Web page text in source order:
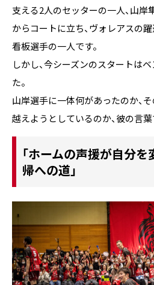
支える2人のセッターの一人、山岸
からコートに立ち、ヴォレアスの
看板選手の一人です。
しかし、今シーズンのスタートは
た。
山岸選手に一体何があったのか、
越えようとしているのか、彼の言葉
「ホームの声援が自分を
帰への道」